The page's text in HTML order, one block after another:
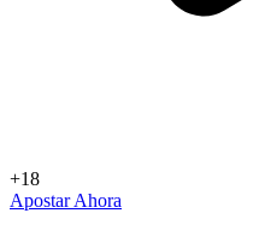
+18
Apostar Ahora